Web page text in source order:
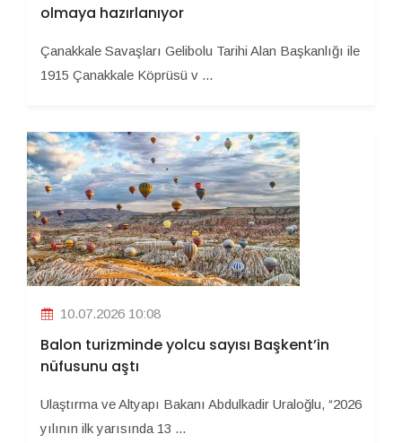
olmaya hazırlanıyor
Çanakkale Savaşları Gelibolu Tarihi Alan Başkanlığı ile
1915 Çanakkale Köprüsü v ...
10.07.2026 10:08
Balon turizminde yolcu sayısı Başkent’in
nüfusunu aştı
Ulaştırma ve Altyapı Bakanı Abdulkadir Uraloğlu, “2026
yılının ilk yarısında 13 ...